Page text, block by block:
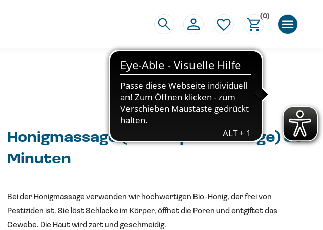
(0)
Honigmassage (Teilkörpermassage) 30
Minuten
Bei der Honigmassage verwenden wir hochwertigen Bio-Honig, der frei von
Pestiziden ist. Sie löst Schlacke im Körper, öffnet die Poren und entgiftet das
Gewebe. Die Haut wird zart und geschmeidig.